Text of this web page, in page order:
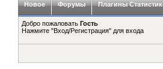
Новое Форумы Плагины
Добро пожаловать Гость
Нажмите "Вход/Регистрация" для входа